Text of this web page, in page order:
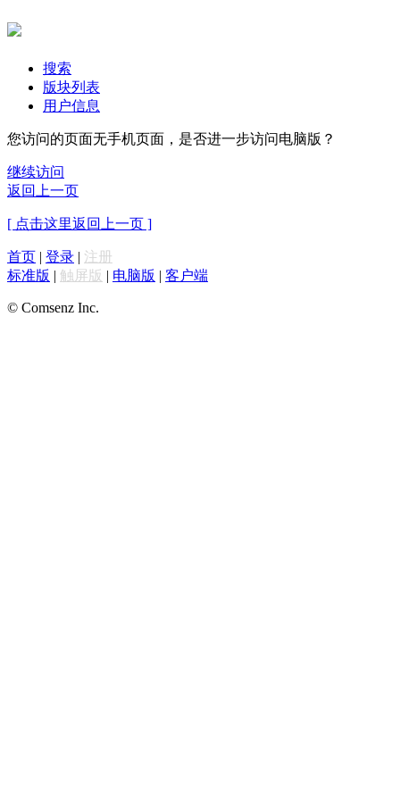
搜索
版块列表
用户信息
您访问的页面无手机页面，是否进一步访问电脑版？
继续访问
返回上一页
[ 点击这里返回上一页 ]
首页 | 登录 | 注册
标准版 | 触屏版 | 电脑版 | 客户端
© Comsenz Inc.